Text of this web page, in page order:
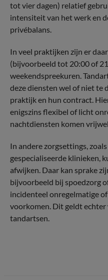
tot vier dagen) relatief
intensiteit van het werk en
privébalans.
In veel praktijken zijn er
(bijvoorbeeld tot 20:00 of
weekendspreekuren.
deze diensten wel of niet te
praktijk en hun contract.
enigszins flexibel of licht
nachtdiensten komen
In andere zorgsettings,
gespecialiseerde klinieken,
afwijken. Daar kan sprake
bijvoorbeeld bij spoedzorg
incidenteel onregelmatige
voorkomen. Dit geldt
tandartsen.